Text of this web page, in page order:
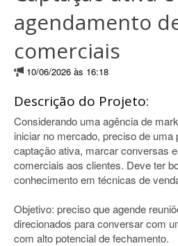
agendamento
comerciais
10/06/2026 às 16:18
Descrição do Projeto:
Considerando uma agência de
iniciar no mercado, preciso de
captação ativa, marcar conversas
comerciais aos clientes. Deve ter
conhecimento em técnicas de
Objetivo: preciso que agende
direcionados para conversar com
com alto potencial de fechamento.